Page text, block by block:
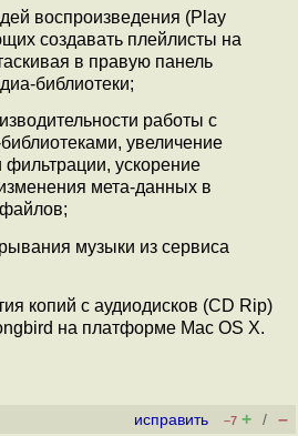
воспроизведения (Play
создавать плейлисты на
в правую панель
библиотеки;
работы с
увеличение
фильтрации, ускорение
мета-данных в
музыки из сервиса
копий с аудиодисков (CD Rip)
на платформе Mac OS X.
исправить –7 + / –